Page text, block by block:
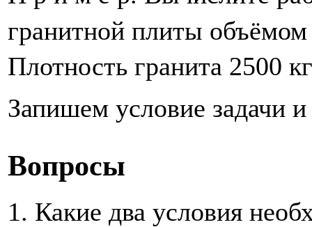
гранитной плиты
Плотность гранита 2500
Запишем условие задачи
Вопросы
1. Какие два условия